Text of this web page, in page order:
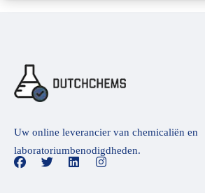
Uw online leverancier van chemicaliën en
laboratoriumbenodigdheden.